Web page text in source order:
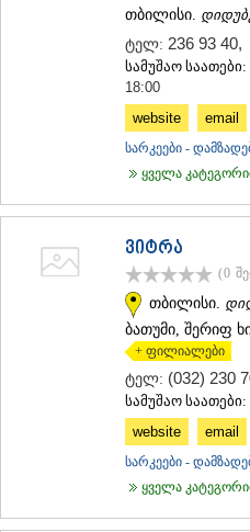
ᲠᲐᲭᲐ-ᲚᲔᲩᲮᲣᲛᲘ/ᲥᲕᲔᲛᲝ ᲡᲕᲐᲜᲔᲗᲘ
ᲐᲛᲑᲠᲝᲚᲐᲣᲠᲘ
ᲡᲐᲛᲔᲒᲠᲔᲚᲝ/ᲖᲔᲛᲝ ᲡᲕᲐᲜᲔᲗᲘ
ᲐᲑᲐᲨᲐ
ᲛᲐᲠᲢᲕᲘᲚᲘ
ᲛᲔᲡᲢᲘᲐ
ᲡᲐᲛᲪᲮᲔ–ᲯᲐᲕᲐᲮᲔᲗᲘ
ᲐᲮᲐᲚᲥᲐᲚᲐᲥᲘ
თბილისი.
ტელ: 236 93 40,
სამუშაო საათები:
18:00
website
email
სარკეები -
ყველა
ვიტრა
(0
თბილისი.
ბათუმი, შერიფ
+ ფილიალები
ტელ: (032) 230
სამუშაო საათები:
website
email
სარკეები -
ყველა